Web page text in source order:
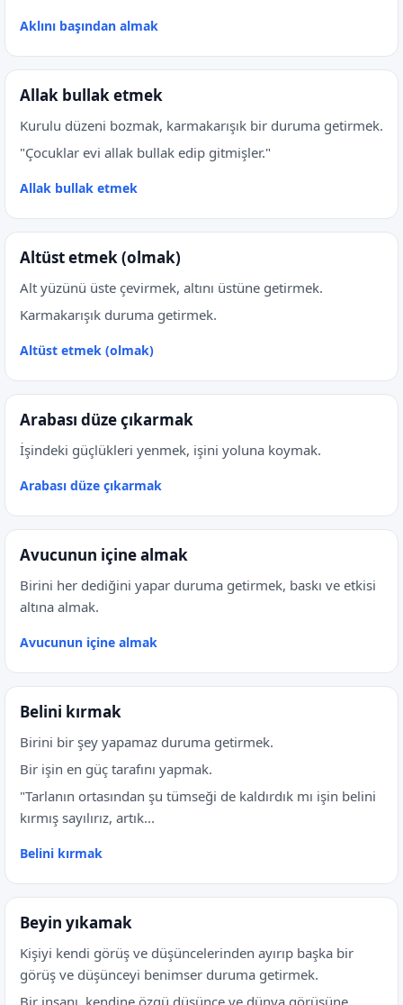
Aklını başından almak
Allak bullak etmek
Kurulu düzeni bozmak, karmakarışık bir duruma getirmek.
"Çocuklar evi allak bullak edip gitmişler."
Allak bullak etmek
Altüst etmek (olmak)
Alt yüzünü üste çevirmek, altını üstüne getirmek.
Karmakarışık duruma getirmek.
Altüst etmek (olmak)
Arabası düze çıkarmak
İşindeki güçlükleri yenmek, işini yoluna koymak.
Arabası düze çıkarmak
Avucunun içine almak
Birini her dediğini yapar duruma getirmek, baskı ve etkisi
altına almak.
Avucunun içine almak
Belini kırmak
Birini bir şey yapamaz duruma getirmek.
Bir işin en güç tarafını yapmak.
"Tarlanın ortasından şu tümseği de kaldırdık mı işin belini
kırmış sayılırız, artık...
Belini kırmak
Beyin yıkamak
Kişiyi kendi görüş ve düşüncelerinden ayırıp başka bir
görüş ve düşünceyi benimser duruma getirmek.
Bir insanı, kendine özgü düşünce ve dünya görüşüne...